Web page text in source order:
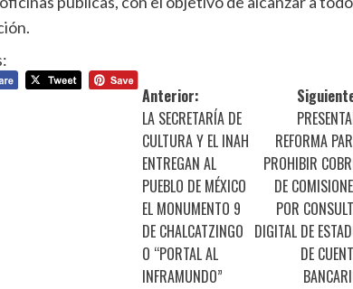
Anterior:
LA SECRETARÍA DE
CULTURA Y EL INAH
ENTREGAN AL
PUEBLO DE MÉXICO
EL MONUMENTO 9
DE CHALCATZINGO
O “PORTAL AL
INFRAMUNDO”
REFORMA
PROHIBIR
DE
POR
DIGITAL DE
DE